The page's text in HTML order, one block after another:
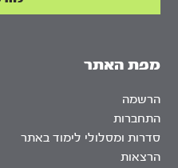
מפת האתר
הרשמה
התחברות
סדרות ומסלולי לימוד באתר
הרצאות